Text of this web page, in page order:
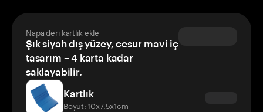
Napa deri kartlık ekle
Şık siyah dış yüzey, cesur mavi iç
tasarım – 4 karta kadar
saklayabilir.
Kartlık
Boyut: 10x7.5x1cm